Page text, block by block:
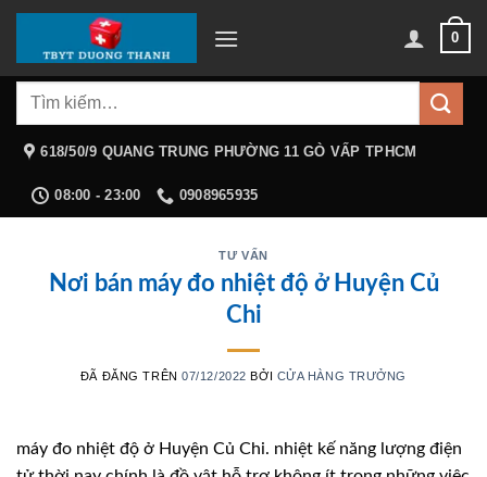
Chuyển
nội
dung
0
Tìm
618/50/9 QUANG TRUNG PHƯỜNG 11 GÒ VẤP TPHCM
08:00 - 23:00 0908965935
TƯ VẤN
Nơi bán máy đo nhiệt độ ở Huyện Củ
Chi
ĐÃ ĐĂNG TRÊN07/12/2022 BỞI CỬA HÀNG TRƯỞNG
máy đo nhiệt độ ở Huyện Củ Chi. nhiệt kế năng lượng điện